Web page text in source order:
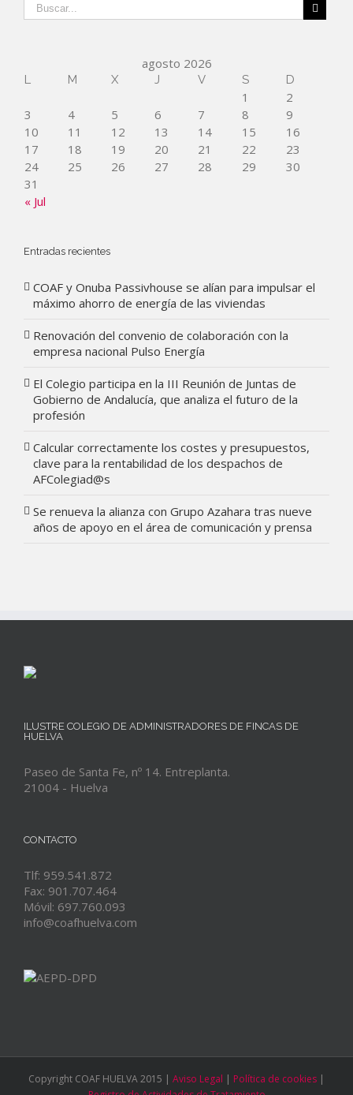
agosto 2026
L M X J V S D
« Jul
1
2
3
4 5 6 7 8
9
10
11 12 13 14 15
16
17
18 19 20 21 22
23
24
25 26 27 28 29
30
31
Entradas recientes
COAF y Onuba Passivhouse se alían para impulsar el
máximo ahorro de energía de las viviendas
Renovación del convenio de colaboración con la
empresa nacional Pulso Energía
El Colegio participa en la III Reunión de Juntas de
Gobierno de Andalucía, que analiza el futuro de la
profesión
Calcular correctamente los costes y presupuestos,
clave para la rentabilidad de los despachos de
AFColegiad@s
Se renueva la alianza con Grupo Azahara tras nueve
años de apoyo en el área de comunicación y prensa
ILUSTRE COLEGIO DE ADMINISTRADORES DE FINCAS DE
HUELVA
Paseo de Santa Fe, nº 14. Entreplanta.
21004 - Huelva
CONTACTO
Tlf: 959.541.872
Fax: 901.707.464
Móvil: 697.760.093
info@coafhuelva.com
Copyright COAF HUELVA 2015 | Aviso Legal | Política de cookies |